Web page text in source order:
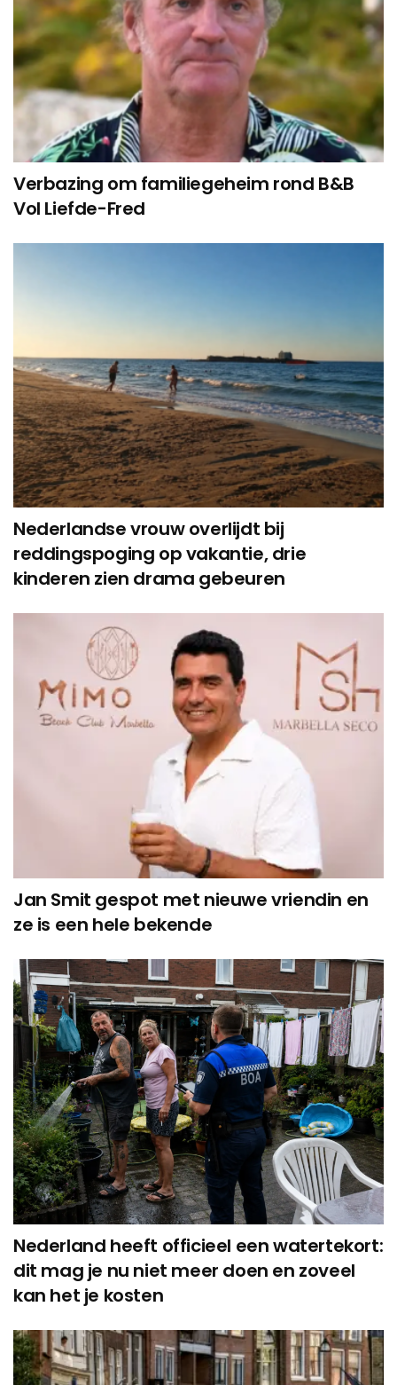
Verbazing om familiegeheim rond B&B
Vol Liefde-Fred
Nederlandse vrouw overlijdt bij
reddingspoging op vakantie, drie
kinderen zien drama gebeuren
Jan Smit gespot met nieuwe vriendin en
ze is een hele bekende
Nederland heeft officieel een watertekort:
dit mag je nu niet meer doen en zoveel
kan het je kosten